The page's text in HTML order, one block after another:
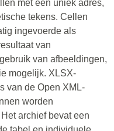
met een uniek adres,
tekens. Cellen
ingevoerde als
van
van afbeeldingen,
mogelijk. XLSX-
van de Open XML-
worden
archief bevat een